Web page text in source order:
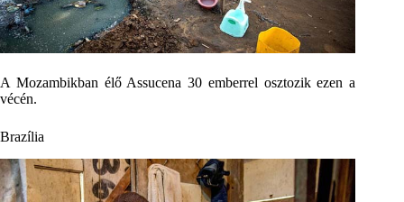
A Mozambikban élő Assucena 30 emberrel osztozik ezen a
vécén.
Brazília